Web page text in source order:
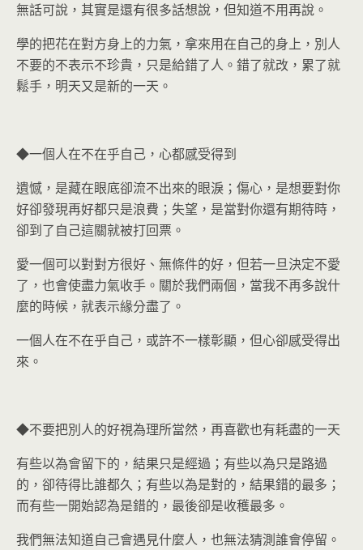
無話可說，其實是還有很多話想說，但知道不用再說。
學的把花在對方身上的力氣，拿來用在自己的身上，別人
不要的不表示不珍貴，只是給錯了人。錯了就改，累了就
鬆手，明天又是新的一天。
◆一個人在不在乎自己，心都感受得到
遺憾，是藏在眼底卻流不出來的眼淚；傷心，是想要對你
好卻發現再好都只是浪費；失望，是當對你還有期待時，
卻到了自己這關就被打回票。
愛一個可以對對方很好、無條件的好，但若一旦決定不愛
了，也會使盡力氣收手。關於我們兩個，當我不再多說什
麼的時候，就表示緣分盡了。
一個人在不在乎自己，或許不一樣彰顯，但心卻感受得出
來。
◆不要把別人的好視為理所當然，再喜歡也有耗盡的一天
有些以為會留下的，結果只是經過；有些以為只是路過
的，卻待得比誰都久；有些以為是對的，結果錯的最多；
而有些一開始認為是錯的，最後卻是收穫最多。
我們無法知道自己會遇見什麼人，也無法猜測誰會停留。